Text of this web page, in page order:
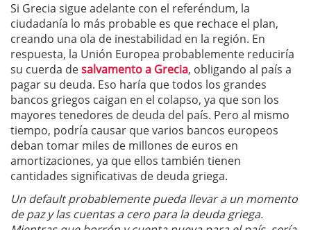
Si Grecia sigue adelante con el referéndum, la
ciudadanía lo más probable es que rechace el plan,
creando una ola de inestabilidad en la región. En
respuesta, la Unión Europea probablemente reduciría
su cuerda desalvamento a Grecia, obligando al país a
pagar su deuda. Eso haría que todos los grandes
bancos griegos caigan en el colapso, ya que son los
mayores tenedores de deuda del país. Pero al mismo
tiempo, podría causar que varios bancos europeos
deban tomar miles de millones de euros en
amortizaciones, ya que ellos también tienen
cantidades significativas de deuda griega.
Un default probablemente pueda llevar a un momento
de paz y las cuentas a cero para la deuda griega.